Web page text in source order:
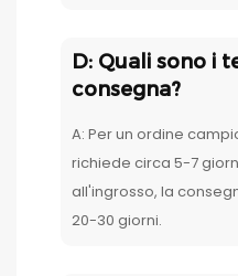
D: Quali sono i
consegna?
A: Per un ordine
richiede circa 5-7
all'ingrosso, la
20-30 giorni.